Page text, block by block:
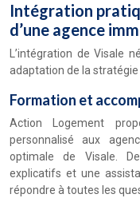
Intégration
d’une agence
L’intégration de Visale
adaptation de la stratégie
Formation et
Action Logement
personnalisé aux
optimale de Visale.
explicatifs et une
répondre à toutes les